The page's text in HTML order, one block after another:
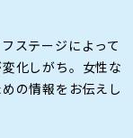
ステージによって
化しがち。女性な
の情報をお伝えし